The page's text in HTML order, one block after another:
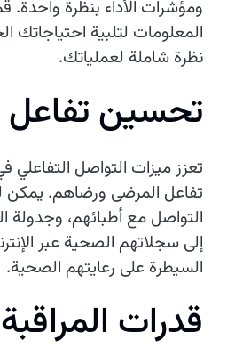
ومؤشرات الأداء بنظرة
المعلومات لتلبية
نظرة شاملة لعملياتك.
تحسين تفاعل
تعزز ميزات التواصل
تفاعل المرضى ورضاهم. يمكن
التواصل مع أطبائهم، وجدولة
إلى سجلاتهم الصحية عبر
السيطرة على رعايتهم الصحية.
قدرات